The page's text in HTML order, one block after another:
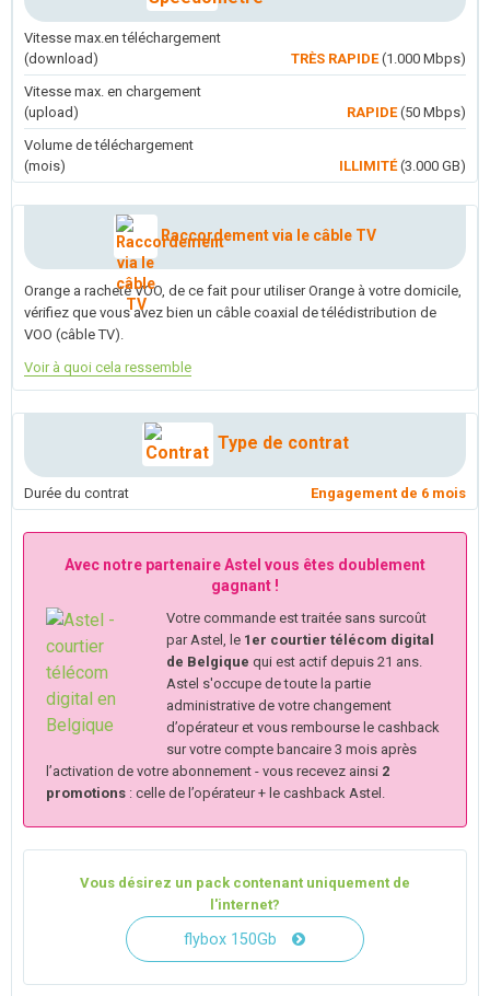
Vitesse max.en téléchargement
(download)
TRÈS RAPIDE(1.000 Mbps)
Vitesse max. en chargement
(upload)
RAPIDE(50 Mbps)
Volume de téléchargement
(mois)
ILLIMITÉ(3.000 GB)
Raccordement via le câble TV
Orange a racheté VOO, de ce fait pour utiliser Orange à votre domicile,
vérifiez que vous avez bien un câble coaxial de télédistribution de
VOO (câble TV).
Voir à quoi cela ressemble
Type de contrat
Durée du contrat Engagement de 6 mois
Avec notre partenaire Astel vous êtes doublement
gagnant !
Votre commande est traitée sans surcoût
par Astel, le 1er courtier télécom digital
de Belgique qui est actif depuis 21 ans.
Astel s'occupe de toute la partie
administrative de votre changement
d’opérateur et vous rembourse le cashback
sur votre compte bancaire 3 mois après
l’activation de votre abonnement - vous recevez ainsi 2
promotions : celle de l’opérateur + le cashback Astel.
Vous désirez un pack contenant uniquement de
l'internet?
flybox 150Gb